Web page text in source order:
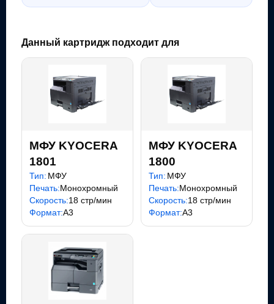
Данный картридж подходит для
МФУ KYOCERA
1801
Тип: МФУ
Печать:Монохромный
Скорость:18 стр/мин
Формат:A3
МФУ KYOCERA
1800
Тип: МФУ
Печать:Монохромный
Скорость:18 стр/мин
Формат:A3